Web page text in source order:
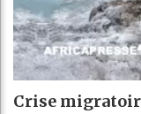
Crise